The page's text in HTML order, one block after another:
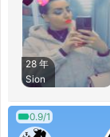
28 年
Sion
0.9/1